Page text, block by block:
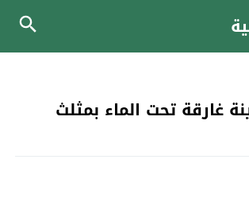
غارقة تحت الماء بمثلث